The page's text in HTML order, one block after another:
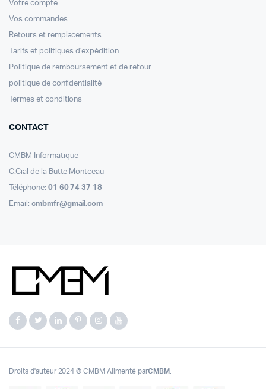
Votre compte
Vos commandes
Retours et remplacements
Tarifs et politiques d’expédition
Politique de remboursement et de retour
politique de confidentialité
Termes et conditions
CONTACT
CMBM Informatique
C.Cial de la Butte Montceau
Téléphone: 01 60 74 37 18
Email: cmbmfr@gmail.com
Droits d'auteur 2024 © CMBM Alimenté parCMBM